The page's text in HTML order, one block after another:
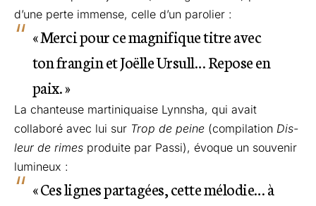
d’une perte immense, celle d’un parolier :
« Merci pour ce magnifique titre avec
ton frangin et Joëlle Ursull… Repose en
paix. »
La chanteuse martiniquaise Lynnsha, qui avait
collaboré avec lui sur Trop de peine (compilation Dis-
leur de rimes produite par Passi), évoque un souvenir
lumineux :
« Ces lignes partagées, cette mélodie… à